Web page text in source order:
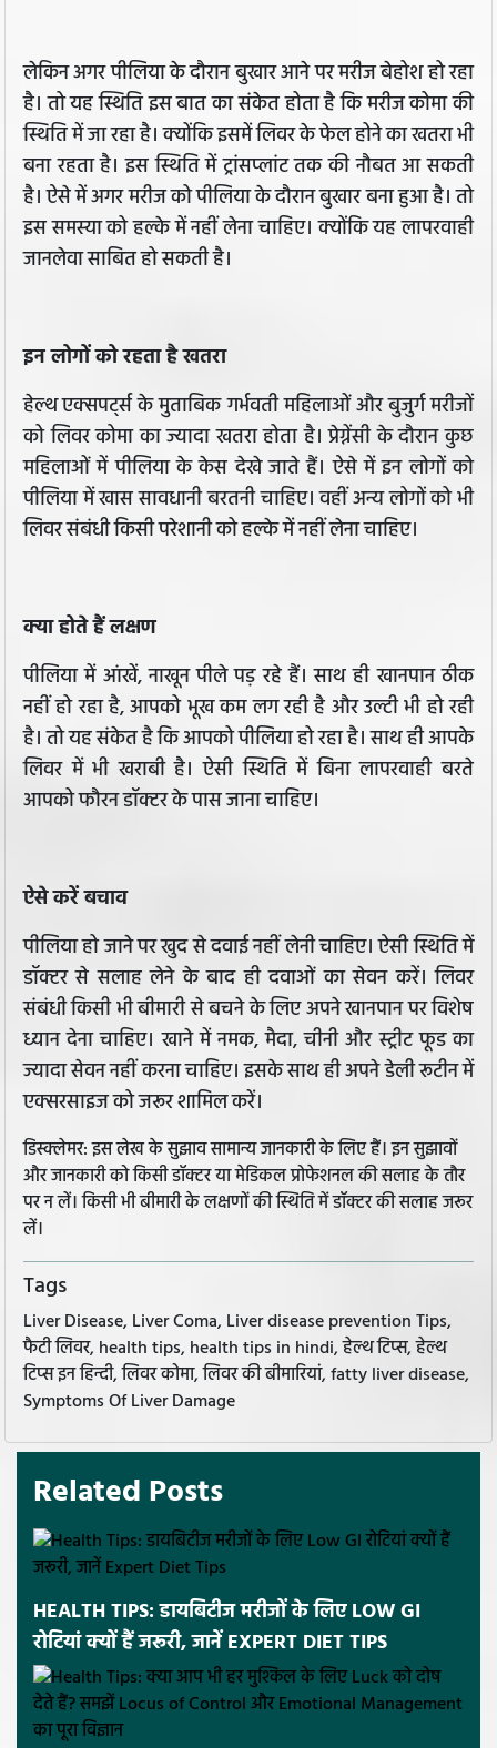
लेकिन अगर पीलिया के दौरान बुखार आने पर मरीज बेहोश हो रहा
है। तो यह स्थिति इस बात का संकेत होता है कि मरीज कोमा की
स्थिति में जा रहा है। क्योंकि इसमें लिवर के फेल होने का खतरा भी
बना रहता है। इस स्थिति में ट्रांसप्लांट तक की नौबत आ सकती
है। ऐसे में अगर मरीज को पीलिया के दौरान बुखार बना हुआ है। तो
इस समस्या को हल्के में नहीं लेना चाहिए। क्योंकि यह लापरवाही
जानलेवा साबित हो सकती है।
इन लोगों को रहता है खतरा
हेल्थ एक्सपर्ट्स के मुताबिक गर्भवती महिलाओं और बुजुर्ग मरीजों
को लिवर कोमा का ज्यादा खतरा होता है। प्रेग्नेंसी के दौरान कुछ
महिलाओं में पीलिया के केस देखे जाते हैं। ऐसे में इन लोगों को
पीलिया में खास सावधानी बरतनी चाहिए। वहीं अन्य लोगों को भी
लिवर संबंधी किसी परेशानी को हल्के में नहीं लेना चाहिए।
क्या होते हैं लक्षण
पीलिया में आंखें, नाखून पीले पड़ रहे हैं। साथ ही खानपान ठीक
नहीं हो रहा है, आपको भूख कम लग रही है और उल्टी भी हो रही
है। तो यह संकेत है कि आपको पीलिया हो रहा है। साथ ही आपके
लिवर में भी खराबी है। ऐसी स्थिति में बिना लापरवाही बरते
आपको फौरन डॉक्टर के पास जाना चाहिए।
ऐसे करें बचाव
पीलिया हो जाने पर खुद से दवाई नहीं लेनी चाहिए। ऐसी स्थिति में
डॉक्टर से सलाह लेने के बाद ही दवाओं का सेवन करें। लिवर
संबंधी किसी भी बीमारी से बचने के लिए अपने खानपान पर विशेष
ध्यान देना चाहिए। खाने में नमक, मैदा, चीनी और स्ट्रीट फूड का
ज्यादा सेवन नहीं करना चाहिए। इसके साथ ही अपने डेली रूटीन में
एक्सरसाइज को जरूर शामिल करें।
डिस्क्लेमर: इस लेख के सुझाव सामान्य जानकारी के लिए हैं। इन सुझावों
और जानकारी को किसी डॉक्टर या मेडिकल प्रोफेशनल की सलाह के तौर
पर न लें। किसी भी बीमारी के लक्षणों की स्थिति में डॉक्टर की सलाह जरूर
लें।
Tags
Liver Disease, Liver Coma, Liver disease prevention Tips,
फैटी लिवर, health tips, health tips in hindi, हेल्थ टिप्स, हेल्थ
टिप्स इन हिन्दी, लिवर कोमा, लिवर की बीमारियां, fatty liver disease,
Symptoms Of Liver Damage
Related Posts
HEALTH TIPS: डायबिटीज मरीजों के लिए LOW GI
रोटियां क्यों हैं जरूरी, जानें EXPERT DIET TIPS